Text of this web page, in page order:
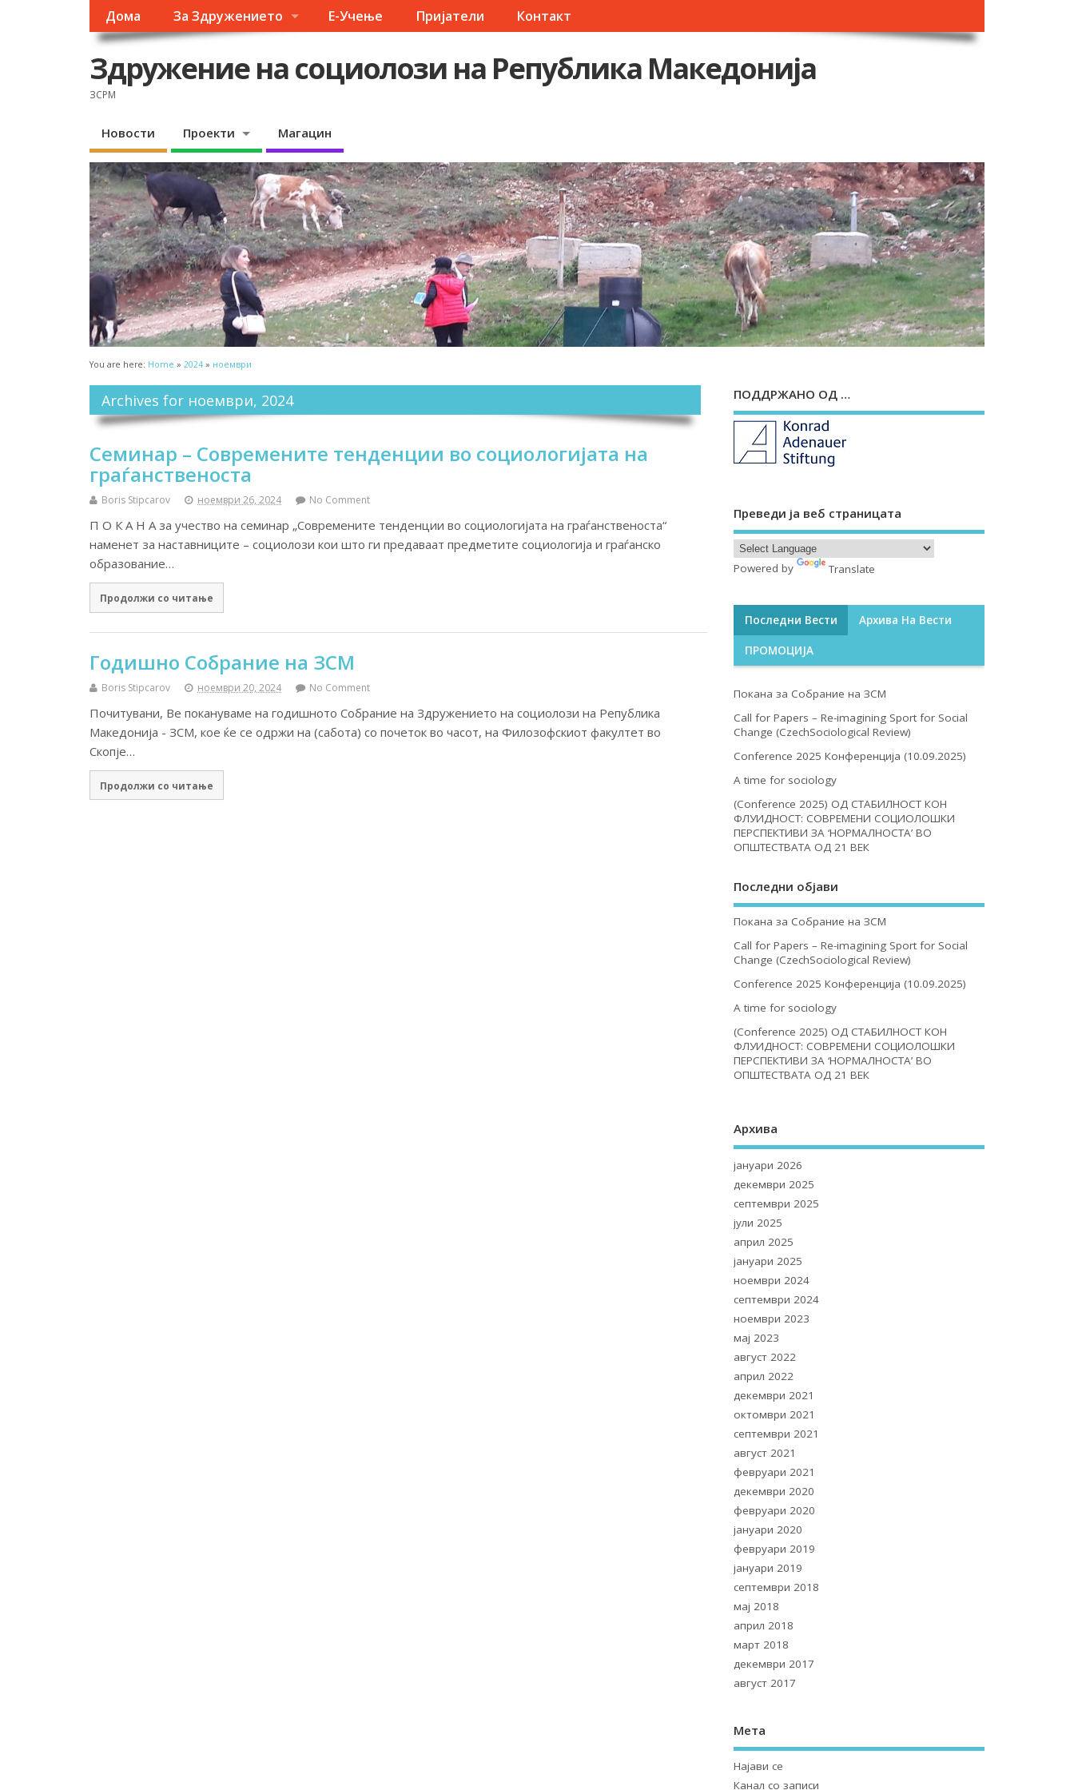
Дома За Здружението Е-Учење Пријатели Контакт
Здружение на социолози на Република Македонија
ЗСРМ
Новости Проекти Магацин
You are here: Home » 2024 » ноември
Archives for ноември, 2024
Семинар – Современите тенденции во социологијата на
граѓанственоста
Boris Stipcarov ноември 26, 2024 No Comment
П О К А Н А за учество на семинар „Современите тенденции во социологијата на граѓанственоста“
наменет за наставниците – социолози кои што ги предаваат предметите социологија и граѓанско
образование…
Продолжи со читање
Годишно Собрание на ЗСМ
Boris Stipcarov ноември 20, 2024 No Comment
Почитувани, Ве покануваме на годишното Собрание на Здружението на социолози на Република
Македонија - ЗСМ, кое ќе се одржи на (сабота) со почеток во часот, на Филозофскиот факултет во
Скопје…
Продолжи со читање
ПОДДРЖАНО ОД …
Преведи ја веб страницата
Powered by Translate
Последни Вести Архива На Вести
ПРОМОЦИЈА
Покана за Собрание на ЗСМ
Call for Papers – Re-imagining Sport for Social
Change (CzechSociological Review)
Conference 2025 Конференција (10.09.2025)
A time for sociology
(Conference 2025) ОД СТАБИЛНОСТ КОН
ФЛУИДНОСТ: СОВРЕМЕНИ СОЦИОЛОШКИ
ПЕРСПЕКТИВИ ЗА ‘НОРМАЛНОСТА’ ВО
ОПШТЕСТВАТА ОД 21 ВЕК
Последни објави
Покана за Собрание на ЗСМ
Call for Papers – Re-imagining Sport for Social
Change (CzechSociological Review)
Conference 2025 Конференција (10.09.2025)
A time for sociology
(Conference 2025) ОД СТАБИЛНОСТ КОН
ФЛУИДНОСТ: СОВРЕМЕНИ СОЦИОЛОШКИ
ПЕРСПЕКТИВИ ЗА ‘НОРМАЛНОСТА’ ВО
ОПШТЕСТВАТА ОД 21 ВЕК
Архива
јануари 2026
декември 2025
септември 2025
јули 2025
април 2025
јануари 2025
ноември 2024
септември 2024
ноември 2023
мај 2023
август 2022
април 2022
декември 2021
октомври 2021
септември 2021
август 2021
февруари 2021
декември 2020
февруари 2020
јануари 2020
февруари 2019
јануари 2019
септември 2018
мај 2018
април 2018
март 2018
декември 2017
август 2017
Мета
Најави се
Канал со записи